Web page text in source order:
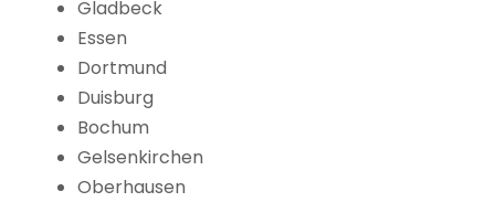
Gladbeck
Essen
Dortmund
Duisburg
Bochum
Gelsenkirchen
Oberhausen